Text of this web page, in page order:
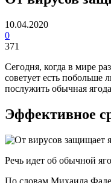
10.04.2020
0
371
Сегодня, когда в мире
советует есть
послужить обычная
Эффективное
Речь идет об обычной
По словам Михаила